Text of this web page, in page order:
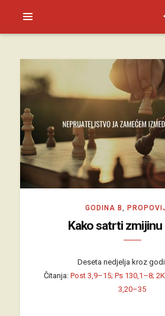
SAGUD.XYZ
GODINA B
Kako satrti zmijinu
Deseta nedjelja kroz
Čitanja: Post 3,9–15; Ps 130,1–8;
3,20–35